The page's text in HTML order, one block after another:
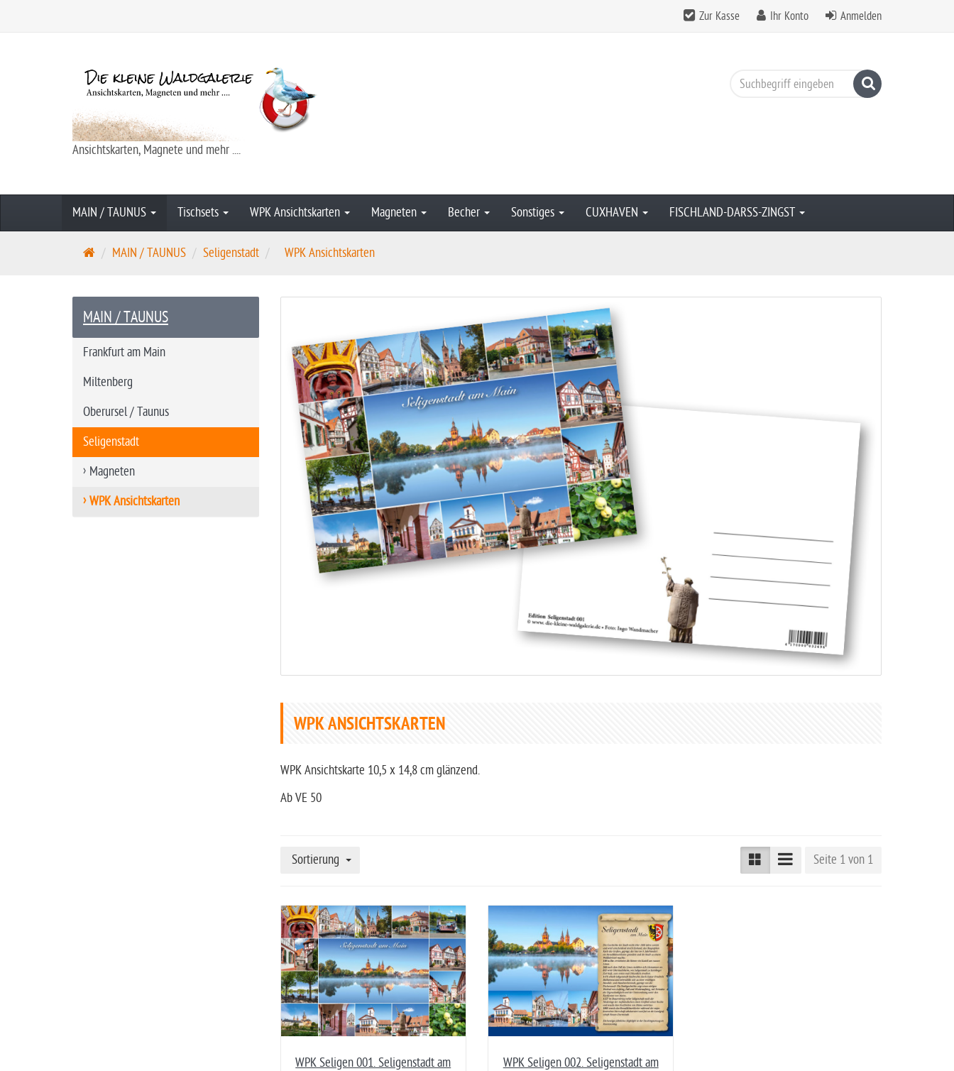
Zur Kasse Ihr Konto Anmelden
Ansichtskarten, Magnete und mehr ....
Suchen
MAIN / TAUNUS Tischsets WPK Ansichtskarten Magneten Becher Sonstiges CUXHAVEN FISCHLAND-DARSS-ZINGST
S
r
t
i
e
MAIN / TAUNUS Seligenstadt WPK Ansichtskarten
WPK ANSICHTSKARTEN
WPK Ansichtskarte 10,5 x 14,8 cm glänzend.
Ab VE 50
Sortierung Seite 1 von 1
WPK Seligen 001. Seligenstadt am
WPK Seligen 002. Seligenstadt am
MAIN / TAUNUS
Frankfurt am Main
Miltenberg
Oberursel / Taunus
Seligenstadt
Magneten
WPK Ansichtskarten